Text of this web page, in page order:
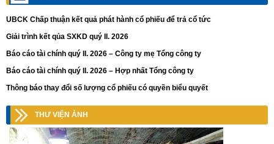
UBCK Chấp thuận kết quả phát hành cổ phiếu để trả cổ tức
Giải trình kết qủa SXKD quý II. 2026
Báo cáo tài chính quý II. 2026 – Công ty mẹ Tổng công ty
Báo cáo tài chính quý II. 2026 – Hợp nhất Tổng công ty
Thông báo thay đổi số lượng cổ phiếu có quyền biểu quyết
THƯ VIỆN ẢNH